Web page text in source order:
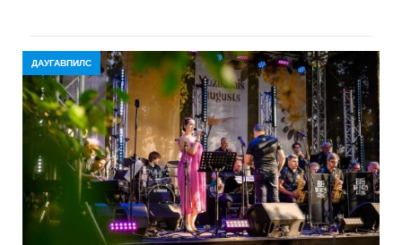
ДАУГАВПИЛС